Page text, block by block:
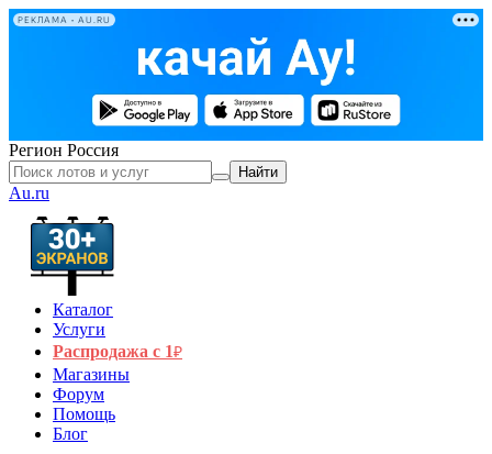
РЕКЛАМА • AU.RU
Регион Россия
Найти
Au.ru
Каталог
Услуги
Распродажа с 1₽
Магазины
Форум
Помощь
Блог